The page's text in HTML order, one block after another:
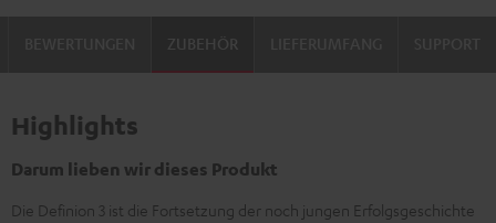
ZUBEHÖR
Highlights
Darum lieben wir dieses Produkt
Die Definion 3 ist die Fortsetzung der noch jungen Erfolgsgeschichte